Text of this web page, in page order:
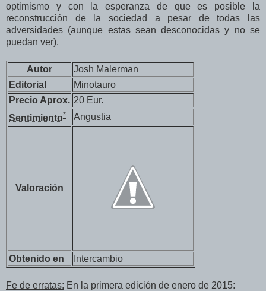
optimismo y con la esperanza de que es posible la
reconstrucción de la sociedad a pesar de todas las
adversidades (aunque estas sean desconocidas y no se
puedan ver).
Autor
Josh Malerman
Editorial
Minotauro
Precio Aprox. 20 Eur.
Sentimiento* Angustia
Valoración
Obtenido en Intercambio
Fe de erratas: En la primera edición de enero de 2015: